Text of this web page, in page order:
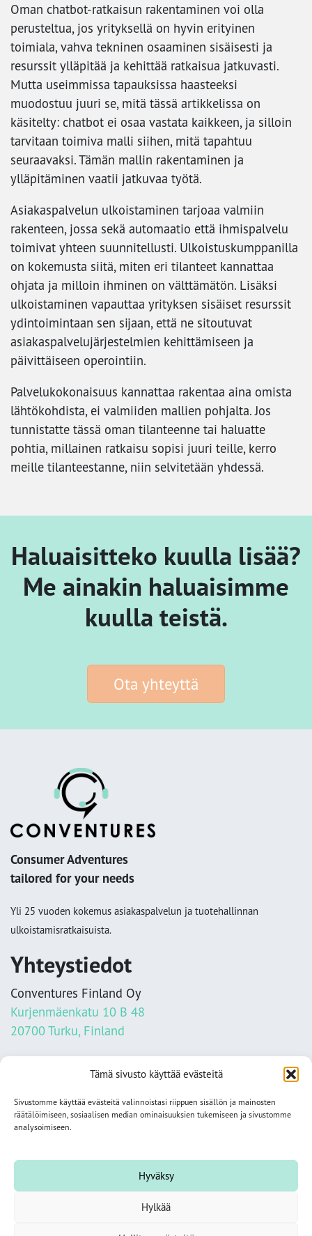
Tämä sivusto käyttää evästeitä
Sivustomme käyttää evästeitä valinnoistasi riippuen sisällön ja mainosten
räätälöimiseen, sosiaalisen median ominaisuuksien tukemiseen ja sivustomme
analysoimiseen.
Hyväksy
Hylkää
Oman chatbot-ratkaisun rakentaminen voi olla
perusteltua, jos yrityksellä on hyvin erityinen
toimiala, vahva tekninen osaaminen sisäisesti ja
resurssit ylläpitää ja kehittää ratkaisua jatkuvasti.
Mutta useimmissa tapauksissa haasteeksi
muodostuu juuri se, mitä tässä artikkelissa on
käsitelty: chatbot ei osaa vastata kaikkeen, ja silloin
tarvitaan toimiva malli siihen, mitä tapahtuu
seuraavaksi. Tämän mallin rakentaminen ja
ylläpitäminen vaatii jatkuvaa työtä.
Asiakaspalvelun ulkoistaminen tarjoaa valmiin
rakenteen, jossa sekä automaatio että ihmispalvelu
toimivat yhteen suunnitellusti. Ulkoistuskumppanilla
on kokemusta siitä, miten eri tilanteet kannattaa
ohjata ja milloin ihminen on välttämätön. Lisäksi
ulkoistaminen vapauttaa yrityksen sisäiset resurssit
ydintoimintaan sen sijaan, että ne sitoutuvat
asiakaspalvelujärjestelmien kehittämiseen ja
päivittäiseen operointiin.
Palvelukokonaisuus kannattaa rakentaa aina omista
lähtökohdista, ei valmiiden mallien pohjalta. Jos
tunnistatte tässä oman tilanteenne tai haluatte
pohtia, millainen ratkaisu sopisi juuri teille, kerro
meille tilanteestanne, niin selvitetään yhdessä.
Haluaisitteko kuulla lisää?
Me ainakin haluaisimme
kuulla teistä.
Ota yhteyttä
Consumer Adventures
tailored for your needs
Yli 25 vuoden kokemus asiakaspalvelun ja tuotehallinnan
ulkoistamisratkaisuista.
Yhteystiedot
Conventures Finland Oy
Kurjenmäenkatu 10 B 48
20700 Turku, Finland
+358 2 284 1100
Tietosuojaseloste